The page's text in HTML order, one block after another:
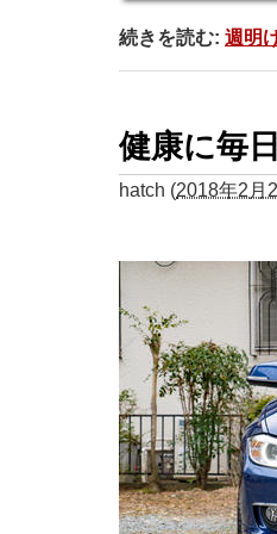
続きを読む: 週明
健康に毎
hatch (2018年2月